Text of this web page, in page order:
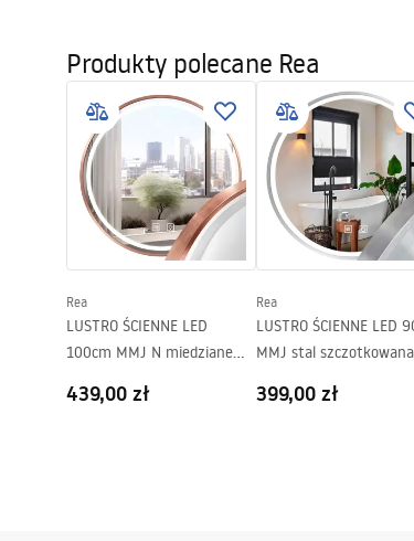
Kolor
Maskownica
Przepustowość
Powłoka
Gwarancja
Produkty polecane Rea
Rea
LUSTRO ŚCIENNE LED
100cm MMJ N miedziane
439,00 zł
Rea
LUSTRO ŚCIENNE LED
MMJ stal szczotkowana
399,00 zł